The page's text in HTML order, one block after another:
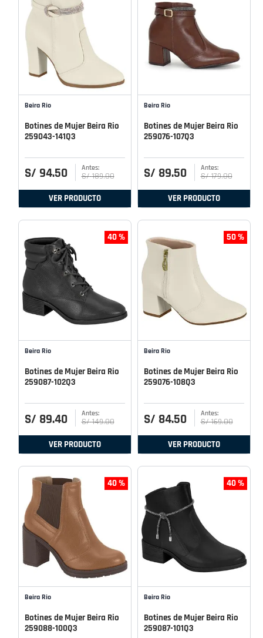
Beira Rio
Botines de Mujer Beira Rio
259043-141Q3
S/ 94.50 S/ 189.00
VER PRODUCTO
Beira Rio
Botines de Mujer Beira Rio
259076-107Q3
S/ 89.50 S/ 179.00
VER PRODUCTO
40 %
Beira Rio
Botines de Mujer Beira Rio
259087-102Q3
S/ 89.40 S/ 149.00
VER PRODUCTO
50 %
Beira Rio
Botines de Mujer Beira Rio
259076-108Q3
S/ 84.50 S/ 169.00
VER PRODUCTO
40 %
Beira Rio
Botines de Mujer Beira Rio
259088-100Q3
40 %
Beira Rio
Botines de Mujer Beira Rio
259087-101Q3